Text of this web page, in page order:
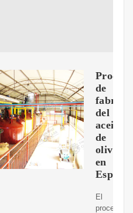
Proceso
de
del
aceite
de
oliva
en
España
El
proceso